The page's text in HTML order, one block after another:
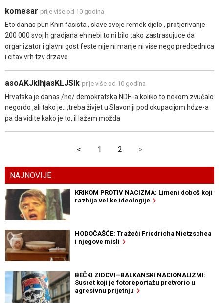
komesar prije više od 10 godina
Eto danas pun Knin fasista , slave svoje remek djelo , protjerivanje
200 000 svojih gradjana eh nebi to ni bilo tako zastrasujuce da
organizator i glavni gost feste nije ni manje ni vise nego predcednica
i citav vrh tzv drzave .
asoAKJklhjasKLJSlk prije više od 10 godina
Hrvatska je danas /ne/ demokratska NDH-a koliko to nekom zvučalo
negordo ,ali tako je...,treba živjet u Slavoniji pod okupacijom hdze-a
pa da vidite kako je to, il lažem možda
< 1 2 >
NAJNOVIJE
KRIKOM PROTIV NACIZMA: Limeni doboš koji
razbija velike ideologije
HODOČAŠĆE: Tražeći Friedricha Nietzschea
i njegove misli
BEČKI ZIDOVI–BALKANSKI NACIONALIZMI:
Susret koji je fotoreportažu pretvorio u
agresivnu prijetnju